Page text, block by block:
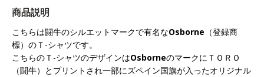
商品説明
こちらは闘牛のシルエットマークで有名なOsborne （登録商
標）のＴ-シャツです。
こちらのＴ-シャツのデザインはOsborneのマークにＴＯＲＯ
（闘牛）とプリントされ一部にズペイン国旗が入ったオリジナル